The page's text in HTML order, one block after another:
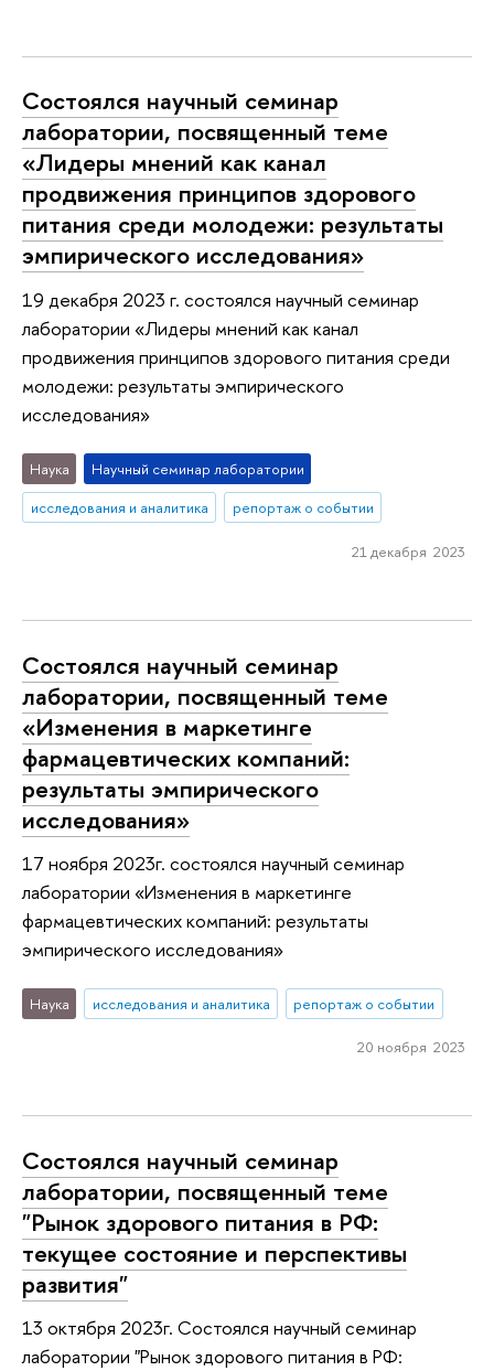
Состоялся научный семинар
лаборатории, посвященный теме
«Лидеры мнений как канал
продвижения принципов здорового
питания среди молодежи: результаты
эмпирического исследования»
19 декабря 2023 г. состоялся научный семинар
лаборатории «Лидеры мнений как канал
продвижения принципов здорового питания среди
молодежи: результаты эмпирического
исследования»
Наука
Научный семинар лаборатории
исследования и аналитика
репортаж о событии
21 декабря 2023
Состоялся научный семинар
лаборатории, посвященный теме
«Изменения в маркетинге
фармацевтических компаний:
результаты эмпирического
исследования»
17 ноября 2023г. состоялся научный семинар
лаборатории «Изменения в маркетинге
фармацевтических компаний: результаты
эмпирического исследования»
Наука исследования и аналитика репортаж о событии
20 ноября 2023
Состоялся научный семинар
лаборатории, посвященный теме
"Рынок здорового питания в РФ:
текущее состояние и перспективы
развития"
13 октября 2023г. Состоялся научный семинар
лаборатории "Рынок здорового питания в РФ: